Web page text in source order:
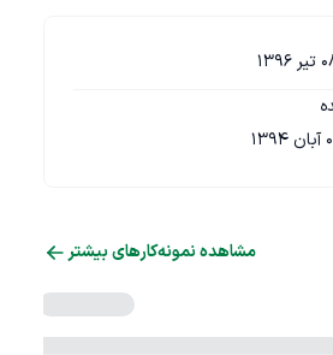
مشاهده نمونه‌کارهای بیشتر